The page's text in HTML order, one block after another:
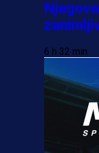
6 h 32 min